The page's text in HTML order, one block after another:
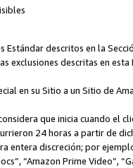
Estándar descritos en la
exclusiones descritas en
en su Sitio a un Sitio de
que inicia cuando el
24 horas a partir de
entera discreción; por
“Amazon Prime Video”,